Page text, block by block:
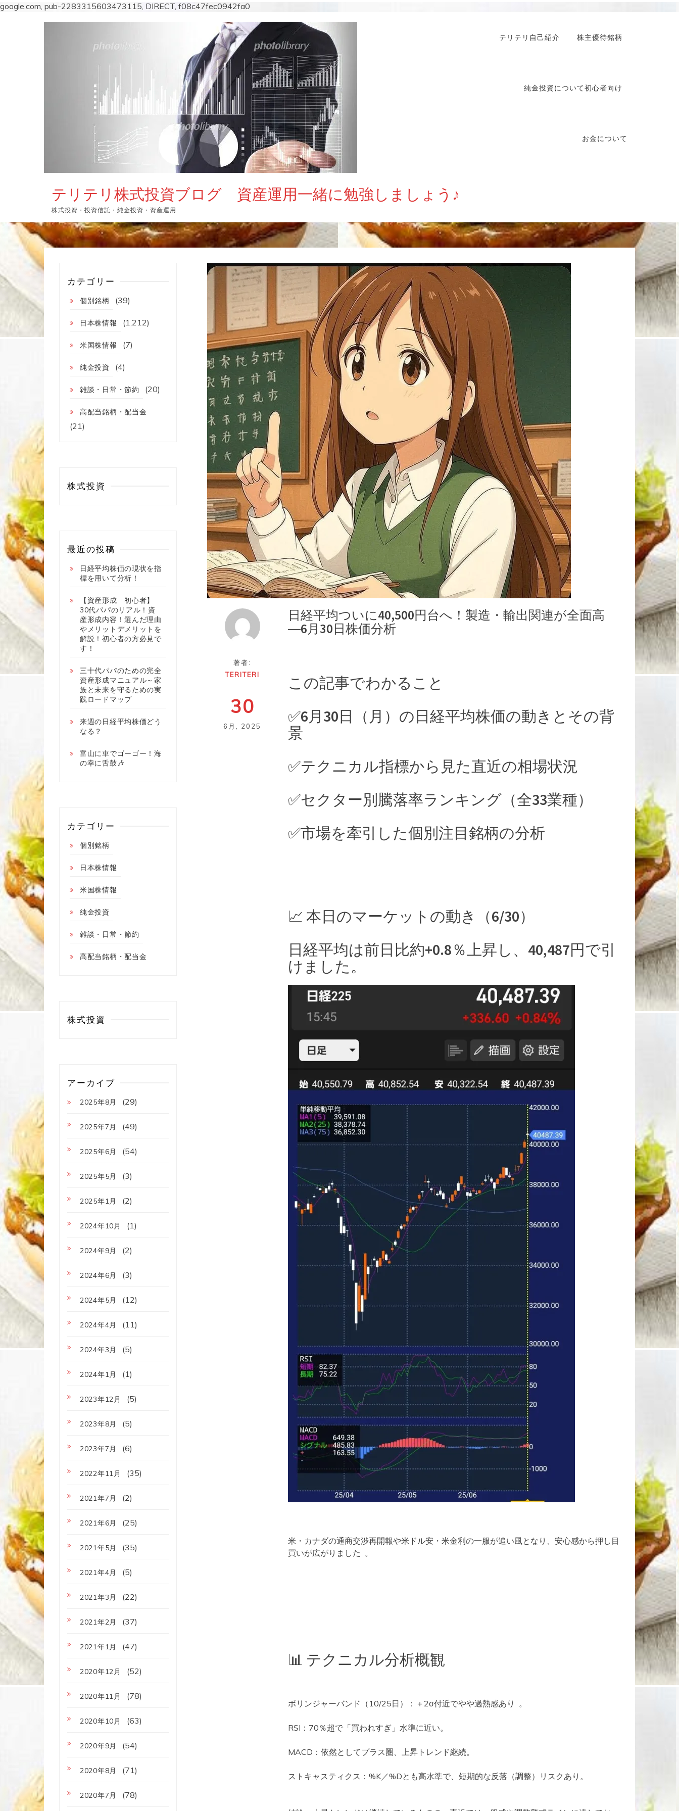
google.com, pub-2283315603473115, DIRECT, f08c47fec0942fa0
テリテリ株式投資ブログ 資産運用一緒に勉強しましょう♪
株式投資・投資信託・純金投資・資産運用
テリテリ自己紹介 株主優待銘柄
純金投資について初心者向け
お金について
著者:
TERITERI
30
6月 2025
日経平均ついに40,500円台へ！製造・輸出関連が全面高
―6月30日株価分析
この記事でわかること
✅6月30日（月）の日経平均株価の動きとその背
景
✅テクニカル指標から見た直近の相場状況
✅セクター別騰落率ランキング（全33業種）
✅市場を牽引した個別注目銘柄の分析
📈 本日のマーケットの動き（6/30）
日経平均は前日比約+0.8％上昇し、40,487円で引
けました。
米・カナダの通商交渉再開報や米ドル安・米金利の一服が追い風となり、安心感から押し目
買いが広がりました 。
📊 テクニカル分析概観
ボリンジャーバンド（10/25日）：＋2σ付近でやや過熱感あり 。
RSI：70％超で「買われすぎ」水準に近い。
MACD：依然としてプラス圏、上昇トレンド継続。
ストキャスティクス：%K／%Dとも高水準で、短期的な反落（調整）リスクあり。
カテゴリー
個別銘柄 (39)
日本株情報 (1,212)
米国株情報 (7)
純金投資 (4)
雑談・日常・節約 (20)
高配当銘柄・配当金
(21)
株式投資
最近の投稿
日経平均株価の現状を指
標を用いて分析！
【資産形成 初心者】
30代パパのリアル！資
産形成内容！選んだ理由
やメリットデメリットを
解説！初心者の方必見で
す！
三十代パパのための完全
資産形成マニュアル～家
族と未来を守るための実
践ロードマップ
来週の日経平均株価どう
なる？
富山に車でゴーゴー！海
の幸に舌鼓🎶
カテゴリー
個別銘柄
日本株情報
米国株情報
純金投資
雑談・日常・節約
高配当銘柄・配当金
株式投資
アーカイブ
2025年8月 (29)
2025年7月 (49)
2025年6月 (54)
2025年5月 (3)
2025年1月 (2)
2024年10月 (1)
2024年9月 (2)
2024年6月 (3)
2024年5月 (12)
2024年4月 (11)
2024年3月 (5)
2024年1月 (1)
2023年12月 (5)
2023年8月 (5)
2023年7月 (6)
2022年11月 (35)
2021年7月 (2)
2021年6月 (25)
2021年5月 (35)
2021年4月 (5)
2021年3月 (22)
2021年2月 (37)
2021年1月 (47)
2020年12月 (52)
2020年11月 (78)
2020年10月 (63)
2020年9月 (54)
2020年8月 (71)
2020年7月 (78)